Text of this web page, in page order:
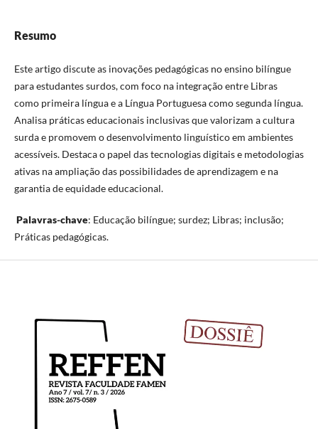
Resumo
Este artigo discute as inovações pedagógicas no ensino bilíngue
para estudantes surdos, com foco na integração entre Libras
como primeira língua e a Língua Portuguesa como segunda língua.
Analisa práticas educacionais inclusivas que valorizam a cultura
surda e promovem o desenvolvimento linguístico em ambientes
acessíveis. Destaca o papel das tecnologias digitais e metodologias
ativas na ampliação das possibilidades de aprendizagem e na
garantia de equidade educacional.
Palavras-chave: Educação bilíngue; surdez; Libras; inclusão;
Práticas pedagógicas.